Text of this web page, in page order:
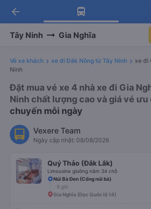
Tải app Vexere ngay!
Nhận ưu đãi thành viên độc
Tải app Vexere
-30k/ghế khi đặt vé máy bay
arrow_back
Tây Ninh Gia Nghĩa
Vé xe khách xe đi Đăk Nông từ Tây Ninh
xe đi
Ninh
Đặt mua vé xe 4 nhà xe đi Gia
Ninh chất lượng cao và giá vé ưu
chuyến mỗi ngày
Vexere Team
Ngày cập nhật: 08/08/2026
Quý Thảo (Đắk Lắk)
Limousine giường nằm 34 chỗ
Núi Bà Đen (Cổng núi bà)
9 giờ
Gia Nghĩa (Dọc Quốc lộ 14)